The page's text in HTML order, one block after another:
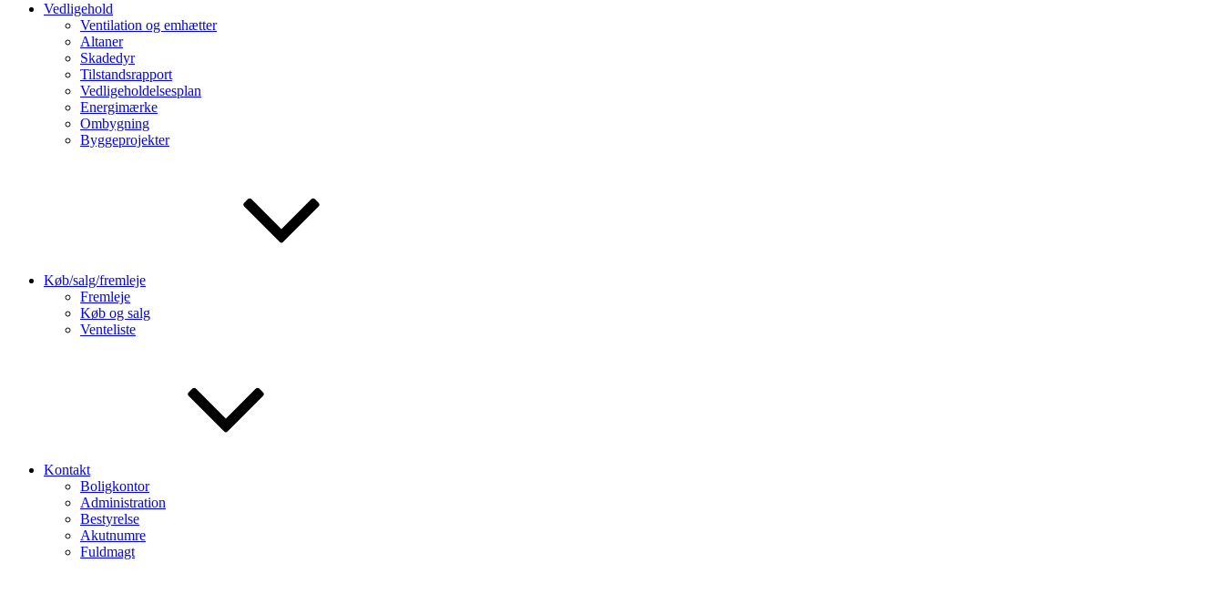
Vedligehold
Ventilation og emhætter
Altaner
Skadedyr
Tilstandsrapport
Vedligeholdelsesplan
Energimærke
Ombygning
Byggeprojekter
Køb/salg/fremleje
Fremleje
Køb og salg
Venteliste
Kontakt
Boligkontor
Administration
Bestyrelse
Akutnumre
Fuldmagt